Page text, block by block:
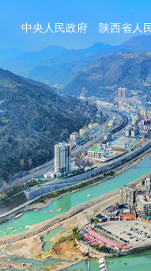
中央人民政府 陕西省人